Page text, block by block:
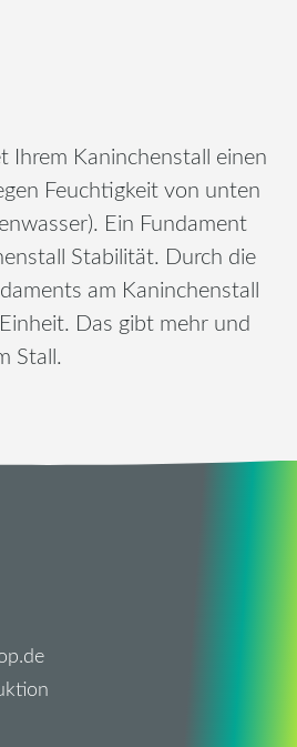
Ihrem Kaninchenstall einen
Feuchtigkeit von unten
Ein Fundament
Stabilität. Durch die
am Kaninchenstall
Das gibt mehr und
Stall.